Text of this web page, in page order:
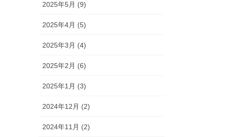
2025年5月 (9)
2025年4月 (5)
2025年3月 (4)
2025年2月 (6)
2025年1月 (3)
2024年12月 (2)
2024年11月 (2)